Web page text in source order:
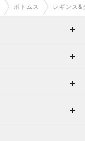
ボトムス レギンス&